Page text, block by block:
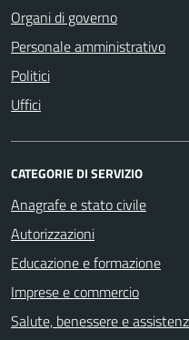
Organi di governo
Personale amministrativo
Politici
Uffici
CATEGORIE DI SERVIZIO
Anagrafe e stato civile
Autorizzazioni
Educazione e formazione
Imprese e commercio
Salute, benessere e